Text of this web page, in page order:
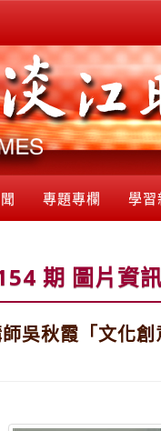
專題專欄 學習
期 圖片資
吳秋霞「文化